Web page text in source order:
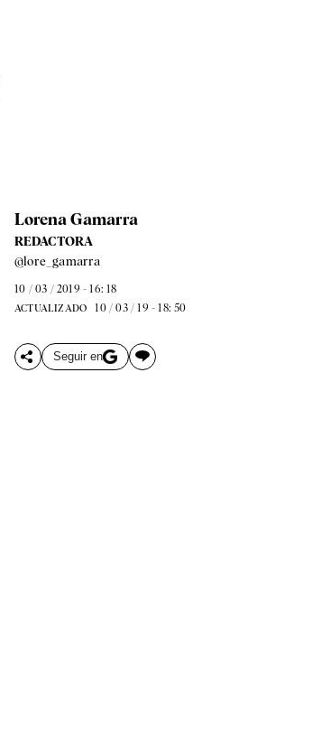
Lorena Gamarra
REDACTORA
@lore_gamarra
10 / 03 / 2019 - 16: 18
ACTUALIZADO 10 / 03 / 19 - 18: 50
Seguir en